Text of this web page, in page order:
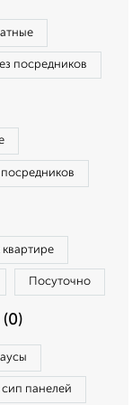
посредников
посредников
квартире
Посуточно
сип панелей